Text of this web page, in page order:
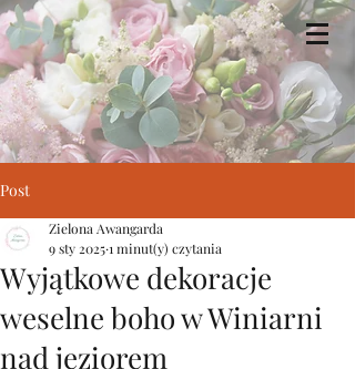
Zielona Awangarda
Post
Wyjątkowe dekoracje
weselne boho w Winiarni
nad jeziorem
Zielona Awangarda
9 sty 20251 minut(y) czytania